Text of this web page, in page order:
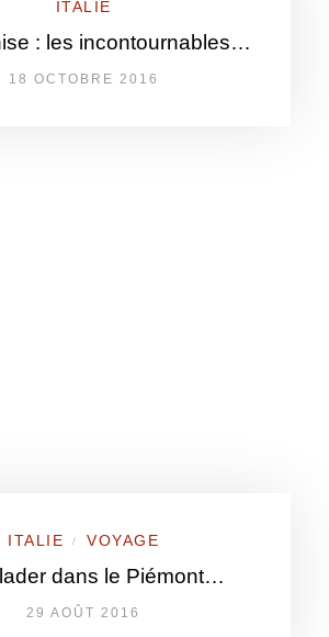
ITALIE
: les incontournables…
18 OCTOBRE 2016
ITALIE / VOYAGE
dans le Piémont…
29 AOÛT 2016